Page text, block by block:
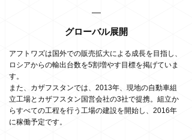
グローバル展開
アフトワズは国外での販売拡大による成長を目指し、
ロシアからの輸出台数を5割増やす目標を掲げていま
す。
また、カザフスタンでは、2013年、現地の自動車組
立工場とカザフスタン国営会社の3社で提携。組立か
らすべての工程を行う工場の建設を開始し、2016年
に稼働予定です。